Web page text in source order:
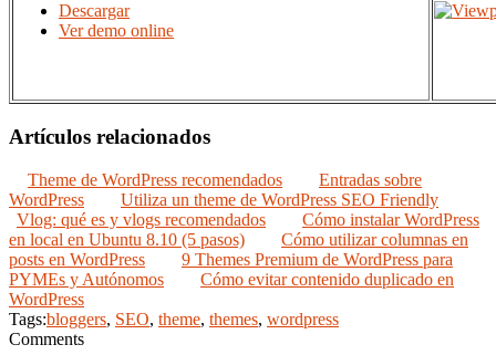
Descargar
Ver demo online
Artículos relacionados
Theme de WordPress recomendados
Entradas sobre
WordPress
Utiliza un theme de WordPress SEO Friendly
Vlog: qué es y vlogs recomendados
Cómo instalar WordPress
en local en Ubuntu 8.10 (5 pasos)
Cómo utilizar columnas en
posts en WordPress
9 Themes Premium de WordPress para
PYMEs y Autónomos
Cómo evitar contenido duplicado en
WordPress
Tags:bloggers, SEO, theme, themes, wordpress
Comments